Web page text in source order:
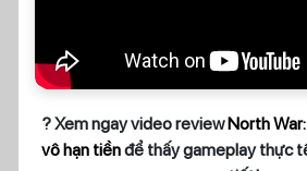
? Xem ngay video reviewNorth
vô hạn tiềnđể thấy gameplay thực